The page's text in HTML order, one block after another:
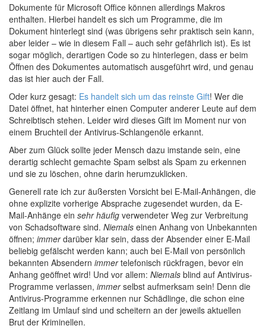
Dokumente für Microsoft Office können allerdings Makros
enthalten. Hierbei handelt es sich um Programme, die im
Dokument hinterlegt sind (was übrigens sehr praktisch sein kann,
aber leider – wie in diesem Fall – auch sehr gefährlich ist). Es ist
sogar möglich, derartigen Code so zu hinterlegen, dass er beim
Öffnen des Dokumentes automatisch ausgeführt wird, und genau
das ist hier auch der Fall.
Oder kurz gesagt: Es handelt sich um das reinste Gift! Wer die
Datei öffnet, hat hinterher einen Computer anderer Leute auf dem
Schreibtisch stehen. Leider wird dieses Gift im Moment nur von
einem Bruchteil der Antivirus-Schlangenöle erkannt.
Aber zum Glück sollte jeder Mensch dazu imstande sein, eine
derartig schlecht gemachte Spam selbst als Spam zu erkennen
und sie zu löschen, ohne darin herumzuklicken.
Generell rate ich zur äußersten Vorsicht bei E-Mail-Anhängen, die
ohne explizite vorherige Absprache zugesendet wurden, da E-
Mail-Anhänge ein sehr häufig verwendeter Weg zur Verbreitung
von Schadsoftware sind. Niemals einen Anhang von Unbekannten
öffnen; immerdarüber klar sein, dass der Absender einer E-Mail
beliebig gefälscht werden kann; auch bei E-Mail von persönlich
bekannten Absendern immertelefonisch rückfragen, bevor ein
Anhang geöffnet wird! Und vor allem: Niemals blind auf Antivirus-
Programme verlassen, immerselbst aufmerksam sein! Denn die
Antivirus-Programme erkennen nur Schädlinge, die schon eine
Zeitlang im Umlauf sind und scheitern an der jeweils aktuellen
Brut der Kriminellen.